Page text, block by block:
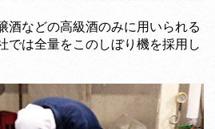
酒などの高級酒のみに用いられる
では全量をこのしぼり機を採用し